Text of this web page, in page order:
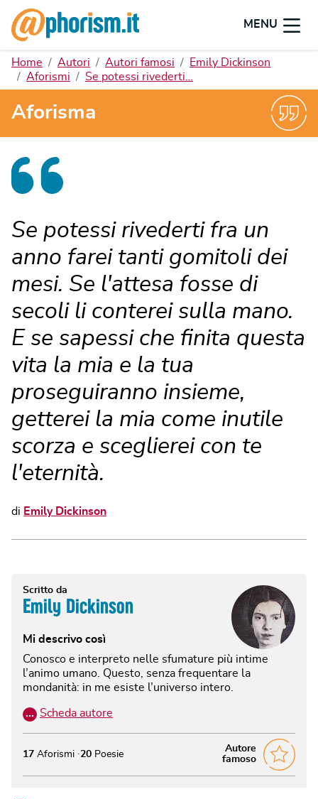
MENU
Home Autori Autori famosi
Emily Dickinson
Aforismi
Se potessi rivederti…
Aforisma
Se potessi rivederti fra un
anno farei tanti gomitoli dei
mesi. Se l'attesa fosse di
secoli li conterei sulla mano.
E se sapessi che finita questa
vita la mia e la tua
proseguiranno insieme,
getterei la mia come inutile
scorza e sceglierei con te
l'eternità.
di Emily Dickinson
Scritto da
Emily Dickinson
Mi descrivo così
Conosco e interpreto nelle sfumature più intime
l’animo umano. Questo, senza frequentare la
mondanità: in me esiste l’universo intero.
… Scheda autore
Autore
famoso
17 Aforismi 20 Poesie